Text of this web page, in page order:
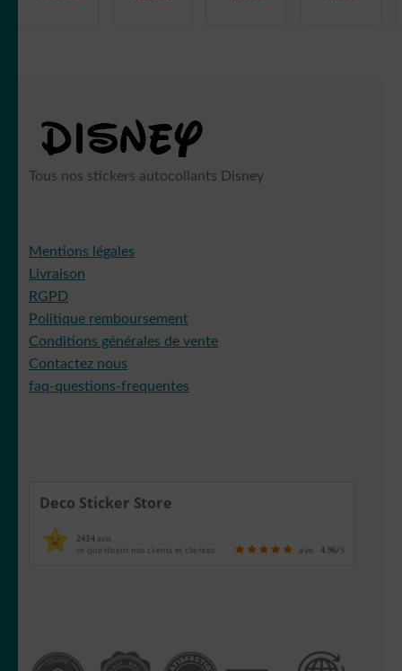
Tous nos stickers autocollants Disney
Mentions légales
Livraison
RGPD
Politique remboursement
Conditions générales de vente
Contactez nous
faq-questions-frequentes
Deco Sticker Store
2434avis
ce que disent nos clients et clientes avis 4.96/5